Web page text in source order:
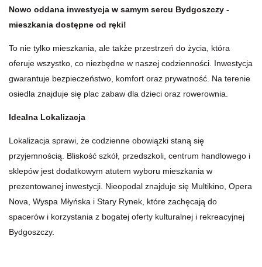
Nowo oddana inwestycja w samym sercu Bydgoszczy -
mieszkania dostępne od ręki!
To nie tylko mieszkania, ale także przestrzeń do życia, która
oferuje wszystko, co niezbędne w naszej codzienności. Inwestycja
gwarantuje bezpieczeństwo, komfort oraz prywatność. Na terenie
osiedla znajduje się plac zabaw dla dzieci oraz rowerownia.
Idealna Lokalizacja
Lokalizacja sprawi, że codzienne obowiązki staną się
przyjemnością. Bliskość szkół, przedszkoli, centrum handlowego i
sklepów jest dodatkowym atutem wyboru mieszkania w
prezentowanej inwestycji. Nieopodal znajduje się Multikino, Opera
Nova, Wyspa Młyńska i Stary Rynek, które zachęcają do
spacerów i korzystania z bogatej oferty kulturalnej i rekreacyjnej
Bydgoszczy.